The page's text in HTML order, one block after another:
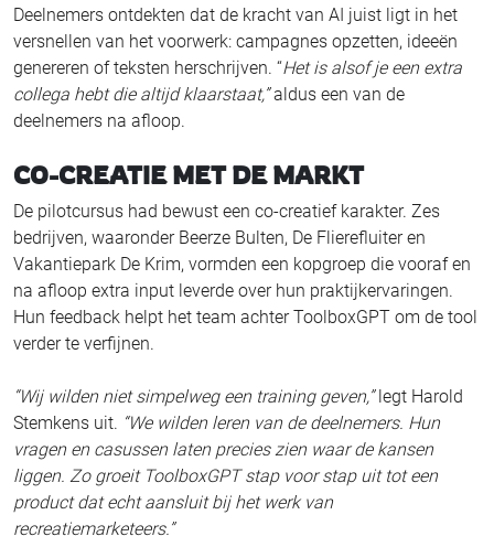
Deelnemers ontdekten dat de kracht van AI juist ligt in het
versnellen van het voorwerk: campagnes opzetten, ideeën
genereren of teksten herschrijven. “Het is alsof je een extra
collega hebt die altijd klaarstaat,”aldus een van de
deelnemers na afloop.
CO-CREATIE MET DE MARKT
De pilotcursus had bewust een co-creatief karakter. Zes
bedrijven, waaronder Beerze Bulten, De Flierefluiter en
Vakantiepark De Krim, vormden een kopgroep die vooraf en
na afloop extra input leverde over hun praktijkervaringen.
Hun feedback helpt het team achter ToolboxGPT om de tool
verder te verfijnen.
“Wij wilden niet simpelweg een training geven,”legt Harold
Stemkens uit. “We wilden leren van de deelnemers. Hun
vragen en casussen laten precies zien waar de kansen
liggen. Zo groeit ToolboxGPT stap voor stap uit tot een
product dat echt aansluit bij het werk van
recreatiemarketeers.”